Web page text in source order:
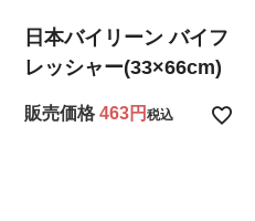
日本バイリーン バイフ
レッシャー(33×66cm)
販売価格 463 税込